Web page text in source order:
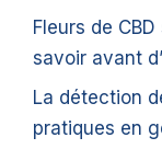
Fleurs de
savoir avant
La détection
pratiques en